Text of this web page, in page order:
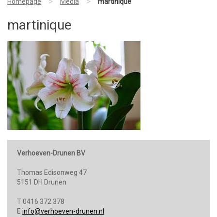
martinique
Verhoeven-Drunen BV
Thomas Edisonweg 47
5151 DH Drunen
T 0416 372 378
E info@verhoeven-drunen.nl